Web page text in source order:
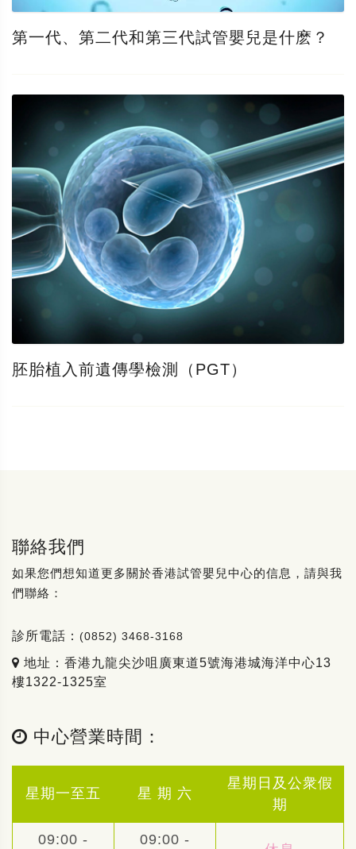
第一代、第二代和第三代試管嬰兒是什麽？
胚胎植入前遺傳學檢測（PGT）
聯絡我們
如果您們想知道更多關於香港試管嬰兒中心的信息，請與我
們聯絡：
診所電話： (0852) 3468-3168
地址：香港九龍尖沙咀廣東道5號海港城海洋中心13
樓1322-1325室
中心營業時間：
星期一至五 星 期 六
星期日及公衆假
期
09:00 - 09:00 -